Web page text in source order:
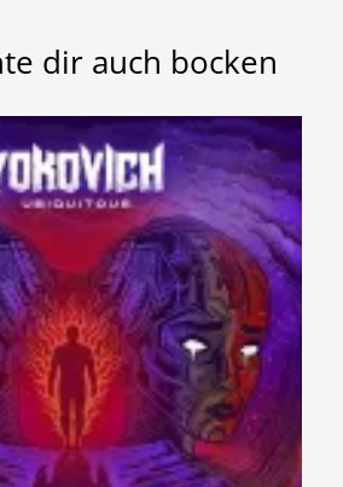
dir auch bocken